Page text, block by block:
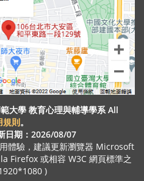
大學 教育心理與輔導學系 All
規則。
日期：2026/08/07
體驗，建議更新瀏覽器 Microsoft
Firefox 或相容 W3C 網頁標準之
)